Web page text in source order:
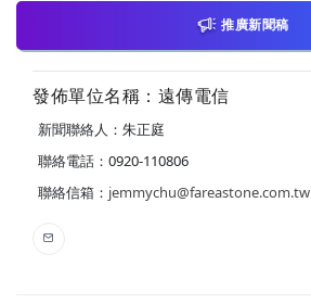
推廣新聞稿
發佈單位名稱：遠傳電信
新聞聯絡人：朱正庭
聯絡電話：0920-110806
聯絡信箱： jemmychu@fareastone.com.tw